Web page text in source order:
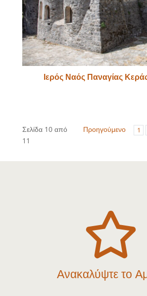
Ιερός Ναός Παναγίας
Σελίδα 10 από
11
Προηγούμενο 1

Ανακαλύψτε το